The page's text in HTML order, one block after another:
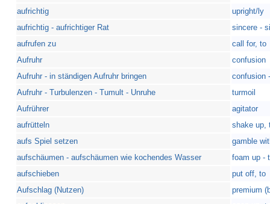
aufrichtig
upright/ly
aufrichtig - aufrichtiger Rat
sincere -
aufrufen zu
call for, to
Aufruhr
confusion
Aufruhr - in ständigen Aufruhr bringen
confusion
Aufruhr - Turbulenzen - Tumult - Unruhe
turmoil
Aufrührer
agitator
aufrütteln
shake up,
aufs Spiel setzen
gamble
aufschäumen - aufschäumen wie kochendes Wasser
foam up -
aufschieben
put off, to
Aufschlag (Nutzen)
premium